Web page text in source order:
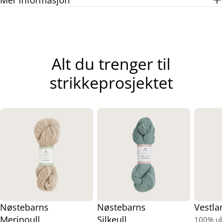
Alt du trenger til
strikkeprosjektet
Nøstebarns
Merinoull
Nøstebarns
Silkeull
100%